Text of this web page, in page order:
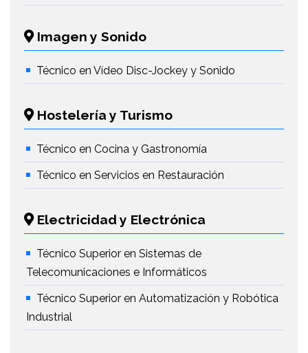
Imagen y Sonido
Técnico en Vídeo Disc-Jockey y Sonido
Hostelería y Turismo
Técnico en Cocina y Gastronomía
Técnico en Servicios en Restauración
Electricidad y Electrónica
Técnico Superior en Sistemas de
Telecomunicaciones e Informáticos
Técnico Superior en Automatización y Robótica
Industrial